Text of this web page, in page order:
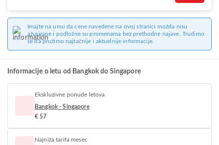
Imajte na umu da cene navedene na ovoj stranici možda nisu
ažurirane i podložne su promenama bez prethodne najave. Trudimo
se da pružimo najtačnije i aktuelnije informacije.
Informacije o letu od Bangkok do Singapore
Ekskluzivne ponude letova
Bangkok - Singapore
€ 57
Najniža tarifa mesec